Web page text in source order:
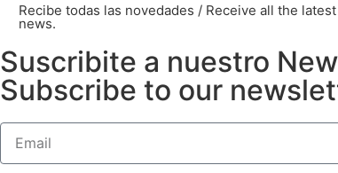
Recibe todas las novedades / Receive all the latest
news.
Suscribite a nuestro
Subscribe to our